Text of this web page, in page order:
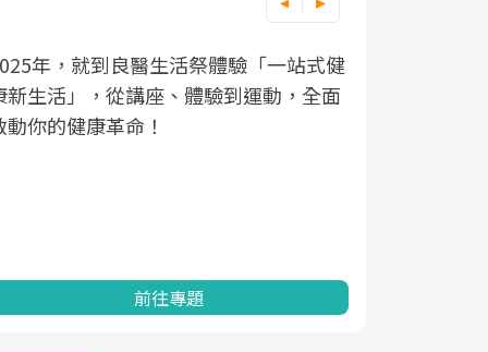
醫健康網從「換季的身體變化」出發，
過醫學觀點與日常感受的對話，建立對
健康的認知，進而引導實際的改善行
前往專題